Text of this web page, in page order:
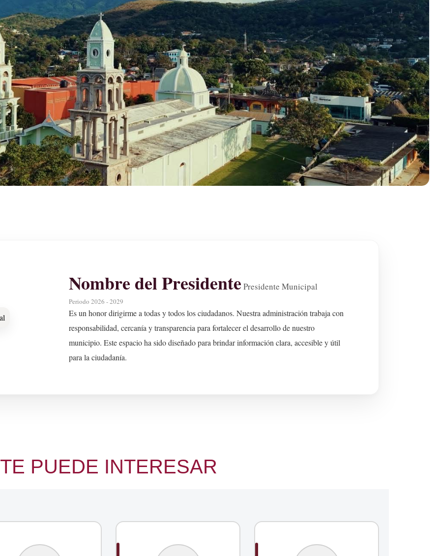
Nombre del Presidente Presidente Municipal
Periodo 2026 - 2029
Es un honor dirigirme a todas y todos los ciudadanos. Nuestra administración trabaja con
responsabilidad, cercanía y transparencia para fortalecer el desarrollo de nuestro
municipio. Este espacio ha sido diseñado para brindar información clara, accesible y útil
para la ciudadanía.
TE PUEDE INTERESAR